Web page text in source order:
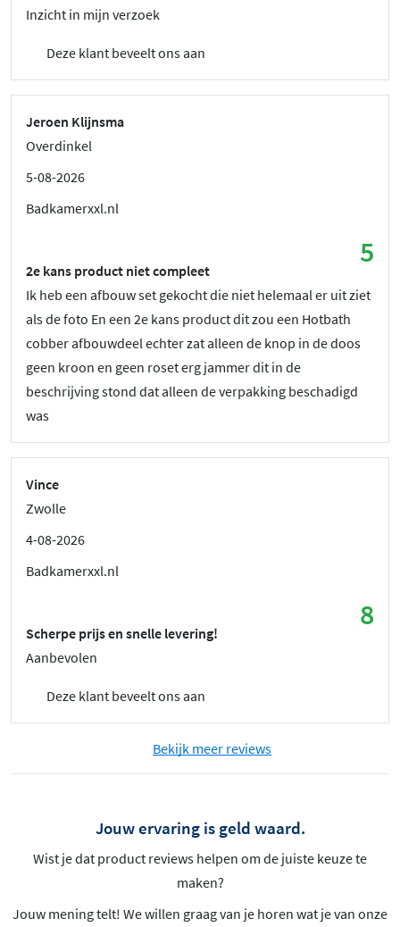
Inzicht in mijn verzoek
Deze klant beveelt ons aan
Jeroen Klijnsma
Overdinkel
5-08-2026
Badkamerxxl.nl
5
2e kans product niet compleet
Ik heb een afbouw set gekocht die niet helemaal er uit ziet
als de foto En een 2e kans product dit zou een Hotbath
cobber afbouwdeel echter zat alleen de knop in de doos
geen kroon en geen roset erg jammer dit in de
beschrijving stond dat alleen de verpakking beschadigd
was
Vince
Zwolle
4-08-2026
Badkamerxxl.nl
8
Scherpe prijs en snelle levering!
Aanbevolen
Deze klant beveelt ons aan
Bekijk meer reviews
Jouw ervaring is geld waard.
Wist je dat product reviews helpen om de juiste keuze te
maken?
Jouw mening telt! We willen graag van je horen wat je van onze